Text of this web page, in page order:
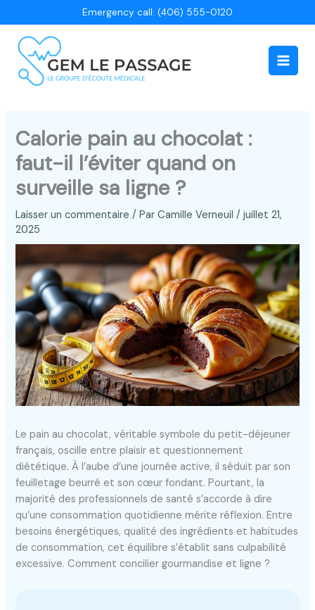
au
contenu
Emergency call: (406) 555-0120
Main
Calorie pain au chocolat :
faut-il l’éviter quand on
surveille sa ligne ?
Laisser un commentaire / ParCamille Verneuil/juillet 21,
2025
Le pain au chocolat, véritable symbole du petit-déjeuner
français, oscille entre plaisir et questionnement
diététique. À l’aube d’une journée active, il séduit par son
feuilletage beurré et son cœur fondant. Pourtant, la
majorité des professionnels de santé s’accorde à dire
qu’une consommation quotidienne mérite réflexion. Entre
besoins énergétiques, qualité des ingrédients et habitudes
de consommation, cet équilibre s’établit sans culpabilité
excessive. Comment concilier gourmandise et ligne ?